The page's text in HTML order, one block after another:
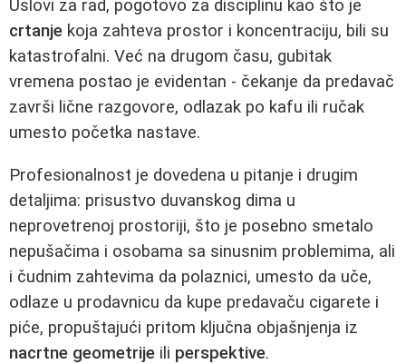
Uslovi za rad, pogotovo za disciplinu kao što je
crtanje koja zahteva prostor i koncentraciju, bili su
katastrofalni. Već na drugom času, gubitak
vremena postao je evidentan - čekanje da predavač
završi lične razgovore, odlazak po kafu ili ručak
umesto početka nastave.
Profesionalnost je dovedena u pitanje i drugim
detaljima: prisustvo duvanskog dima u
neprovetrenoj prostoriji, što je posebno smetalo
nepušačima i osobama sa sinusnim problemima, ali
i čudnim zahtevima da polaznici, umesto da uče,
odlaze u prodavnicu da kupe predavaču cigarete i
piće, propuštajući pritom ključna objašnjenja iz
nacrtne geometrije ili perspektive.